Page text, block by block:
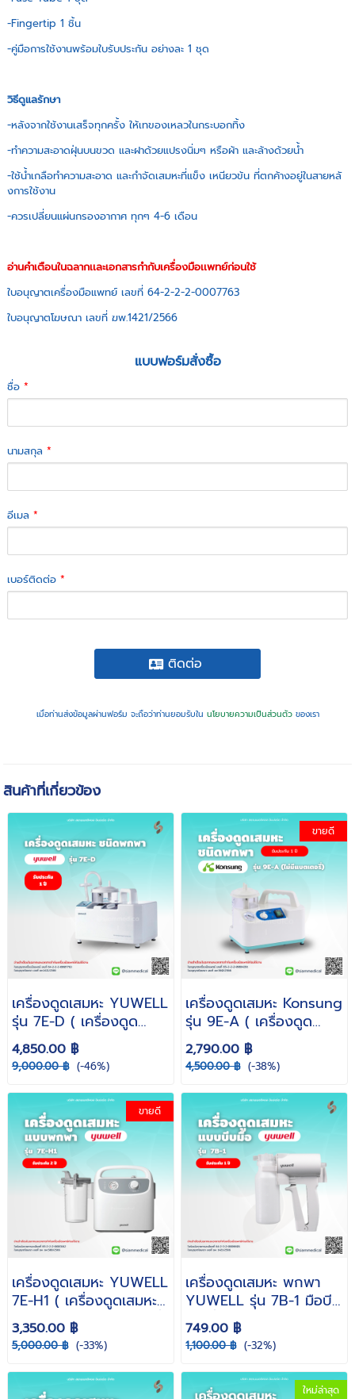
-Fingertip 1 ชิ้น
-คู่มือการใช้งานพร้อมใบรับประกัน อย่างละ 1 ชุด
วิธีดูแลรักษา
-หลังจากใช้งานเสร็จทุกครั้ง ให้เทของเหลวในกระบอกทิ้ง
-ทำความสะอาดฝุ่นบนขวด และฝาด้วยแปรงนิ่มๆ หรือผ้า และล้างด้วยน้ำ
-ใช้น้ำเกลือทำความสะอาด และกำจัดเสมหะที่แข็ง เหนียวข้น ที่ตกค้างอยู่ในสายหลั
งการใช้งาน
-ควรเปลี่ยนแผ่นกรองอากาศ ทุกๆ 4-6 เดือน
อ่านคำเตือนในฉลากเเละเอกสารกำกับเครื่องมือเเพทย์ก่อนใช้
ใบอนุญาตเครื่องมือแพทย์ เลขที่ 64-2-2-2-0007763
ใบอนุญาตโฆษณา เลขที่ ฆพ.1421/2566
แบบฟอร์มสั่งซื้อ
ชื่อ*
นามสกุล*
อีเมล*
เบอร์ติดต่อ*
ติดต่อ
เมื่อท่านส่งข้อมูลผ่านฟอร์ม จะถือว่าท่านยอมรับใน นโยบายความเป็นส่วนตัวของเรา
สินค้าที่เกี่ยวข้อง
เครื่องดูดเสมหะ YUWELL
รุ่น 7E-D ( เครื่องดูด
เสมหะผู้ป่วยติดเตียง ดูด
เสมหะ ที่ดูดเสมหะ พกพา
ดูดเสมหะในคอ )
4,850.00 ฿
9,000.00 ฿ (-46%)
ขายดี
เครื่องดูดเสมหะ Konsung
รุ่น 9E-A ( เครื่องดูด
เสมหะ ดูดเสมหะ ผู้ป่วยติด
เตียง ไม่มีแบตเตอรี่ )
2,790.00 ฿
4,500.00 ฿ (-38%)
ขายดี
เครื่องดูดเสมหะ YUWELL
7E-H1 ( เครื่องดูดเสมหะผู้
ป่วยติดเตียง ดูดเสมหะ ที่
ดูดเสมหะ พกพา ดูดเสมหะ
ในคอ )
3,350.00 ฿
5,000.00 ฿ (-33%)
เครื่องดูดเสมหะ พกพา
YUWELL รุ่น 7B-1 มือบีบ
( เครื่องดูดเสมหะผู้ป่วยติด
เตียง เครื่องดูดเสมหะ
ขนาดเล็ก น้ำหนักเบา ไม่ใช้
ไฟฟ้า )
749.00 ฿
1,100.00 ฿ (-32%)
ใหม่ล่าสุด